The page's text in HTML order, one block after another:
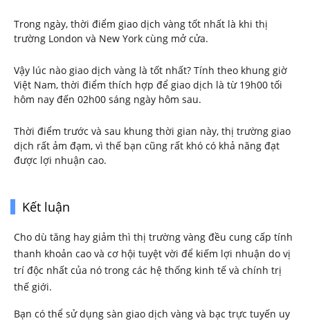
Trong ngày, thời điểm giao dịch vàng tốt nhất là khi thị
trường London và New York cùng mở cửa.
Vậy lúc nào giao dịch vàng là tốt nhất? Tính theo khung giờ
Việt Nam, thời điểm thích hợp để giao dịch là từ 19h00 tối
hôm nay đến 02h00 sáng ngày hôm sau.
Thời điểm trước và sau khung thời gian này, thị trường giao
dịch rất ảm đạm, vì thế bạn cũng rất khó có khả năng đạt
được lợi nhuận cao.
Kết luận
Cho dù tăng hay giảm thì thị trường vàng đều cung cấp tính
thanh khoản cao và cơ hội tuyệt vời để kiếm lợi nhuận do vị
trí độc nhất của nó trong các hệ thống kinh tế và chính trị
thế giới.
Bạn có thể sử dụng sàn giao dịch vàng và bạc trực tuyến uy